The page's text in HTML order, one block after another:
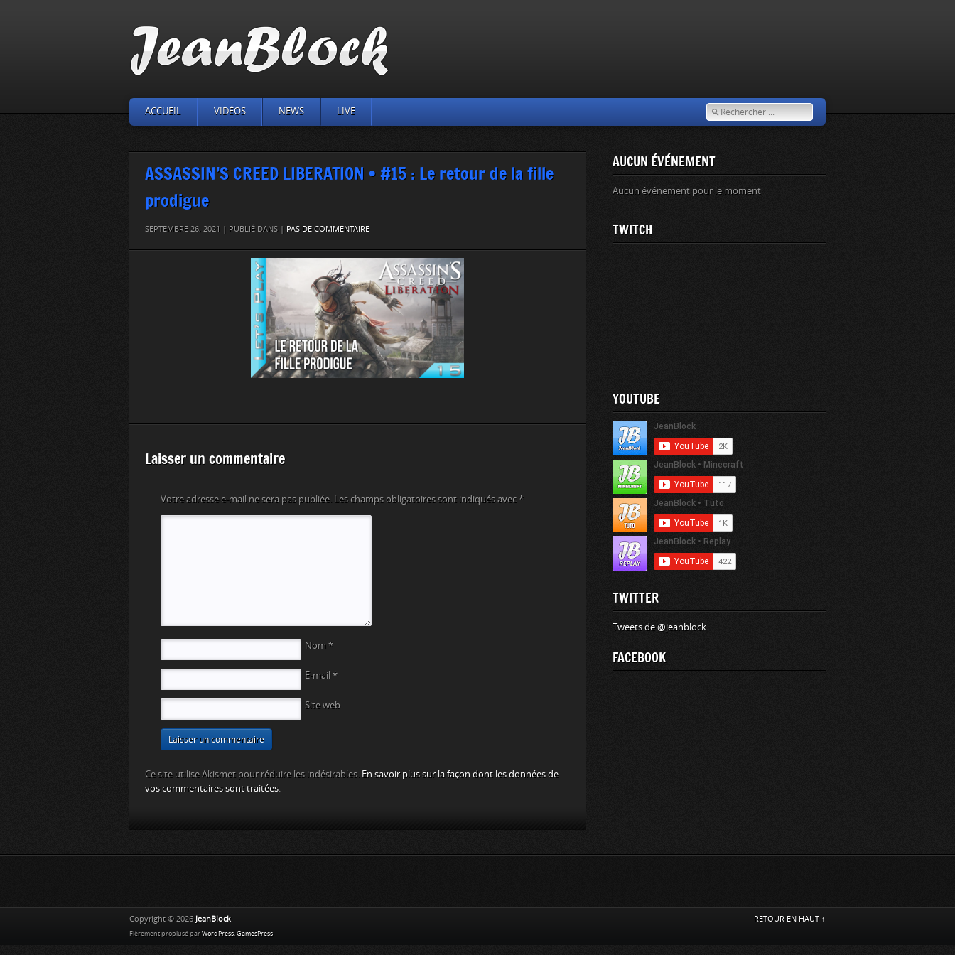
ACCUEIL VIDÉOS NEWS LIVE
ASSASSIN’S CREED LIBERATION • #15 : Le retour de la fille
prodigue
SEPTEMBRE 26, 2021 | PUBLIÉ DANS | PAS DE COMMENTAIRE
Laisser un commentaire
Votre adresse e-mail ne sera pas publiée. Les champs obligatoires sont indiqués avec *
Nom *
E-mail *
Site web
Ce site utilise Akismet pour réduire les indésirables. En savoir plus sur la façon dont les données de
vos commentaires sont traitées.
AUCUN ÉVÉNEMENT
Aucun événement pour le moment
TWITCH
YOUTUBE
TWITTER
Tweets de @jeanblock
FACEBOOK
Copyright © 2026 JeanBlock
Fièrement proplusé par WordPress. GamesPress
RETOUR EN HAUT ↑